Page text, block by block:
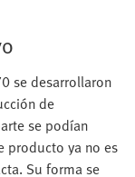
se desarrollaron
de
se podían
producto ya no es
Su forma se